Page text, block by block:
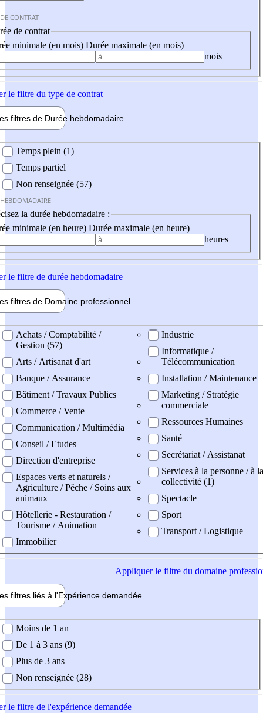
CONTRAT
de contrat
minimale (en mois) Durée maximale (en mois)
mois
le filtre du type de contrat
filtres de Durée hebdomadaire
Temps plein (1)
Temps partiel
Non renseignée (57)
la durée hebdomadaire :
minimale (en heure) Durée maximale (en heure)
heures
le filtre de durée hebdomadaire
filtres de Domaine professionnel
professionel
Achats / Comptabilité /
Gestion (57)
Arts / Artisanat d'art
Banque / Assurance
Bâtiment / Travaux Publics
Commerce / Vente
Communication / Multimédia
Conseil / Etudes
Direction d'entreprise
Espaces verts et naturels /
Agriculture / Pêche / Soins aux
animaux
Hôtellerie - Restauration /
Tourisme / Animation
Immobilier
Industrie
Informatique /
Télécommunication
Installation / Maintenance
Marketing / Stratégie
commerciale
Ressources Humaines
Santé
Secrétariat / Assistanat
Services à la personne / à la
collectivité (1)
Spectacle
Sport
Transport / Logistique
Appliquerle filtre du domaine
filtres liés à l'Expérience demandée
demandée
Moins de 1 an
De 1 à 3 ans (9)
Plus de 3 ans
Non renseignée (28)
le filtre de l'expérience demandée